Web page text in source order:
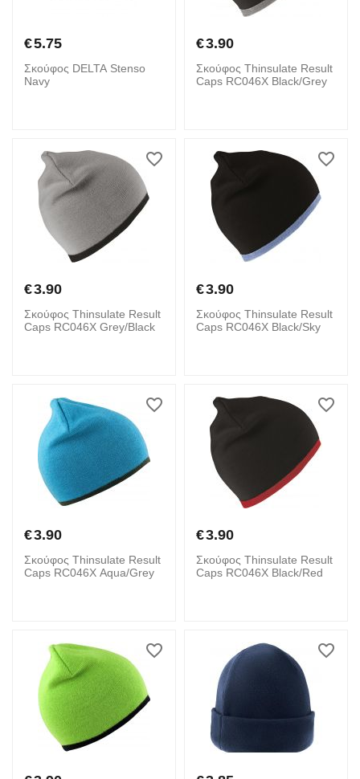
€5.75
Σκούφος DELTA Stenso
Navy
€3.90
Σκούφος Thinsulate Result
Caps RC046X Black/Grey
€3.90
Σκούφος Thinsulate Result
Caps RC046X Grey/Black
€3.90
Σκούφος Thinsulate Result
Caps RC046X Black/Sky
€3.90
Σκούφος Thinsulate Result
Caps RC046X Aqua/Grey
€3.90
Σκούφος Thinsulate Result
Caps RC046X Black/Red